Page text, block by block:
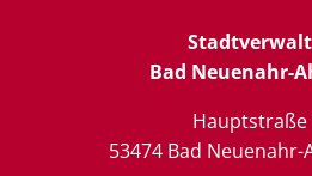
Bad Neuenahr-
Hauptstraße
53474 Bad Neuenahr-